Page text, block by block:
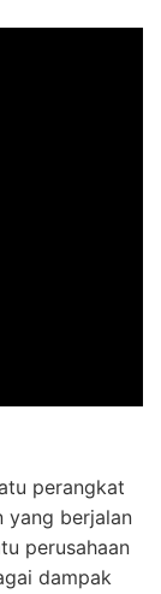
perangkat
yang berjalan
perusahaan
dampak